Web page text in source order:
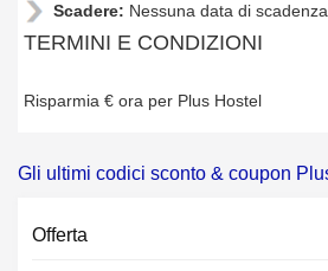
Scadere: Nessuna data di scadenza
TERMINI E CONDIZIONI
Risparmia € ora per Plus Hostel
Gli ultimi codici sconto & coupon
Offerta